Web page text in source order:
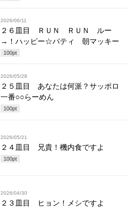
2026/06/11
２６皿目 ＲＵＮ ＲＵＮ ルー
→！ハッピー☆パティ 朝マッキー
100pt
2026/05/28
２５皿目 あなたは何派？サッポロ
一番○○らーめん
100pt
2026/05/21
２４皿目 兄貴！機内食ですよ
100pt
2026/04/30
２３皿目 ヒョン！メシですよ